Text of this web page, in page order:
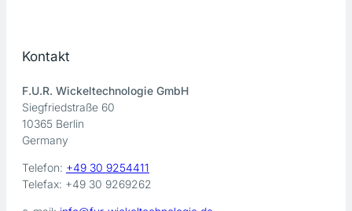
Kontakt
F.U.R. Wickeltechnologie GmbH
Siegfriedstraße 60
10365 Berlin
Germany
Telefon: +49 30 9254411
Telefax: +49 30 9269262